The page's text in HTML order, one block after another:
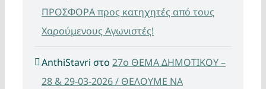
ΠΡΟΣΦΟΡΑ προς κατηχητές από τους
Χαρούμενους Αγωνιστές!
AnthiStavri στο 27ο ΘΕΜΑ ΔΗΜΟΤΙΚΟΥ –
28 & 29-03-2026 / ΘΕΛΟΥΜΕ ΝΑ